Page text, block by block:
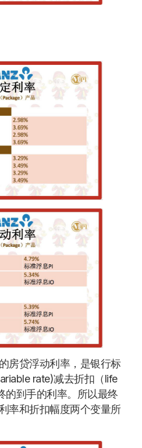
房贷浮动利率，是银行标
rate)减去折扣（life
的到手的利率。所以最终
率和折扣幅度两个变量所